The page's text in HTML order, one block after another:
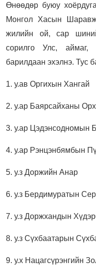
Өнөөдөр буюу
Монгол Хасын
жилийн ой, сар
сорилго Улс, аймаг,
барилдаан эхэлнэ. Тус
1. у.ав Оргихын Хангай
2. у.ар Баярсайханы
3. у.ар Цэдэнсодномын
4. у.ар Рэнцэнбямбын
5. у.з Доржийн Анар
6. у.з Бердимуратын
7. у.з Доржхандын
8. у.з Сүхбаатарын
9. у.х Нацагсүрэнгийн